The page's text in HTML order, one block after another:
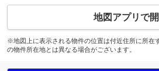
地図アプリで開
※地図上に表示される物件の位置は付近住所に所在
の物件所在地とは異なる場合がございます。